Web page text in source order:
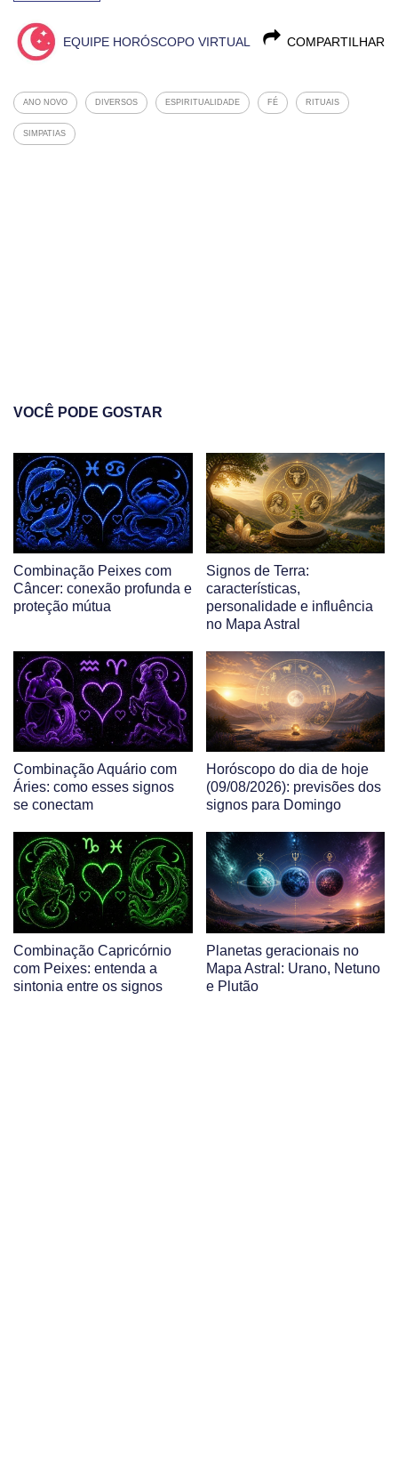
COMPARTILHAR
EQUIPE HORÓSCOPO VIRTUAL
ANO NOVO DIVERSOS ESPIRITUALIDADE FÉ RITUAIS
SIMPATIAS
VOCÊ PODE GOSTAR
Combinação Peixes com
Câncer: conexão profunda e
proteção mútua
Signos de Terra:
características,
personalidade e influência
no Mapa Astral
Combinação Aquário com
Áries: como esses signos
se conectam
Horóscopo do dia de hoje
(09/08/2026): previsões dos
signos para Domingo
Combinação Capricórnio
com Peixes: entenda a
sintonia entre os signos
Planetas geracionais no
Mapa Astral: Urano, Netuno
e Plutão